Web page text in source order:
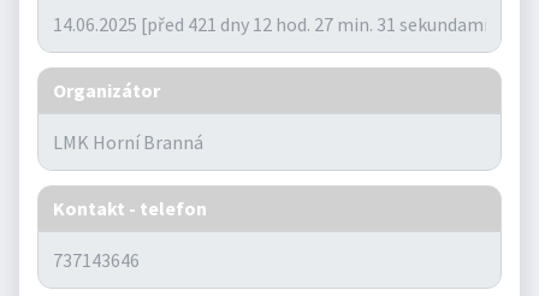
Organizátor
Kontakt - telefon